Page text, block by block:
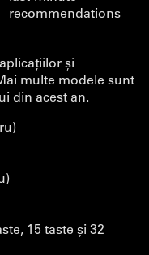
recommendations
și
multe modele sunt
din acest an.
15 taste și 32